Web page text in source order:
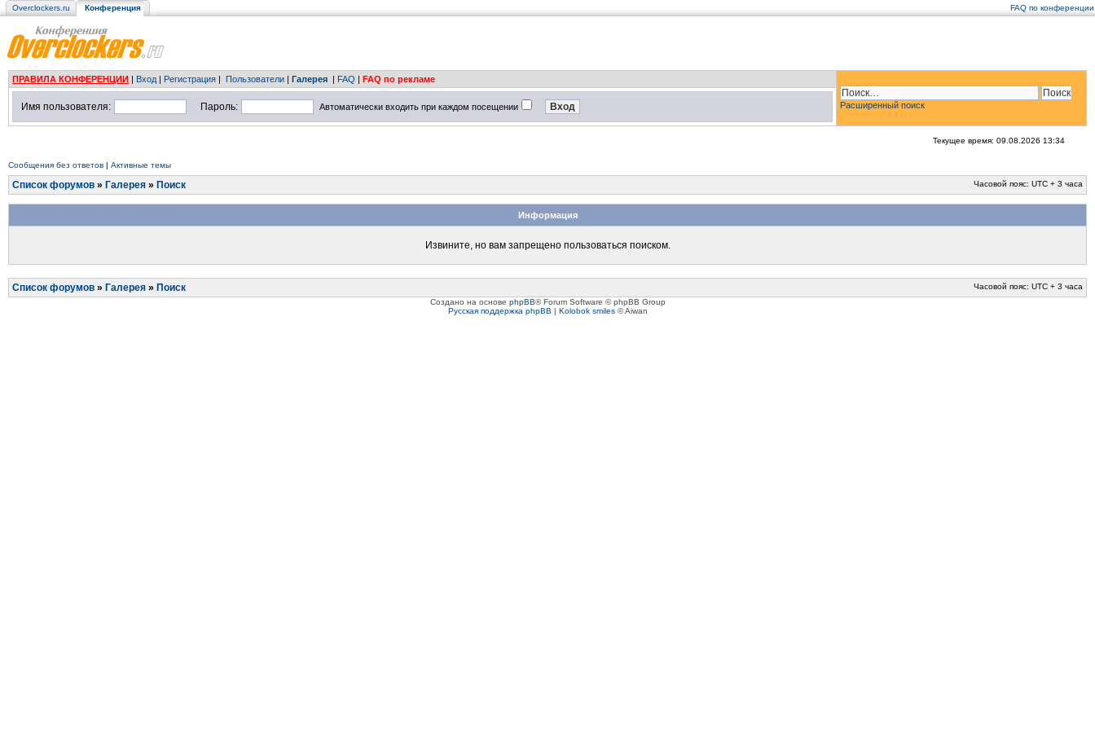
Overclockers.ru Конференция FAQ по конференции
ПРАВИЛА КОНФЕРЕНЦИИ | Вход | Регистрация | Пользователи | Галерея | FAQ | FAQ по рекламе
Расширенный поиск
Имя пользователя: Пароль: Автоматически входить при каждом посещении
Текущее время: 09.08.2026 13:34
Сообщения без ответов | Активные темы
Список форумов » Галерея » Поиск Часовой пояс: UTC + 3 часа
Информация
Извините, но вам запрещено пользоваться поиском.
Список форумов » Галерея » Поиск
Часовой пояс: UTC + 3 часа
Создано на основе phpBB® Forum Software © phpBB Group
Русская поддержка phpBB | Kolobok smiles© Aiwan